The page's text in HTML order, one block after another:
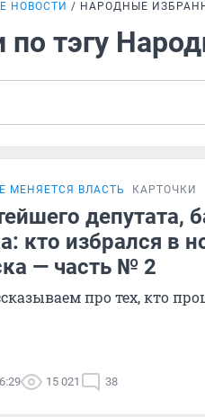
НОВОСТИ НАРОДНЫЕ
по тэгу
МЕНЯЕТСЯ ВЛАСТЬ КАРТОЧКИ
депутата,
кто избрался в
— часть № 2
про тех, кто
15 021 38